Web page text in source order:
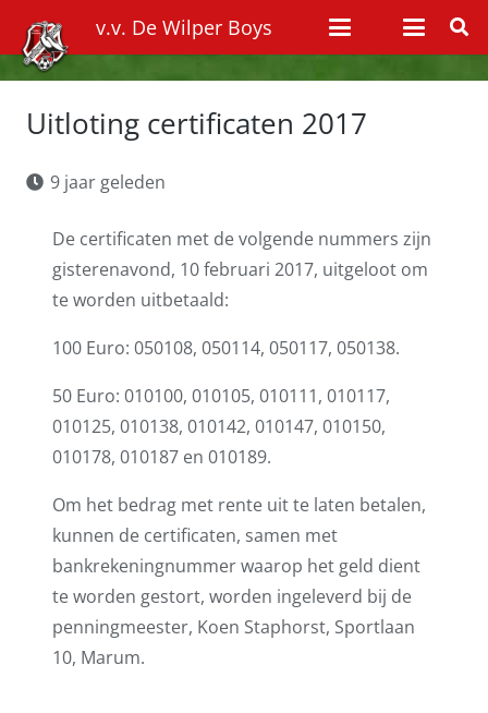
v.v. De Wilper Boys
Uitloting certificaten 2017
9 jaar geleden
De certificaten met de volgende nummers zijn
gisterenavond, 10 februari 2017, uitgeloot om
te worden uitbetaald:
100 Euro: 050108, 050114, 050117, 050138.
50 Euro: 010100, 010105, 010111, 010117,
010125, 010138, 010142, 010147, 010150,
010178, 010187 en 010189.
Om het bedrag met rente uit te laten betalen,
kunnen de certificaten, samen met
bankrekeningnummer waarop het geld dient
te worden gestort, worden ingeleverd bij de
penningmeester, Koen Staphorst, Sportlaan
10, Marum.